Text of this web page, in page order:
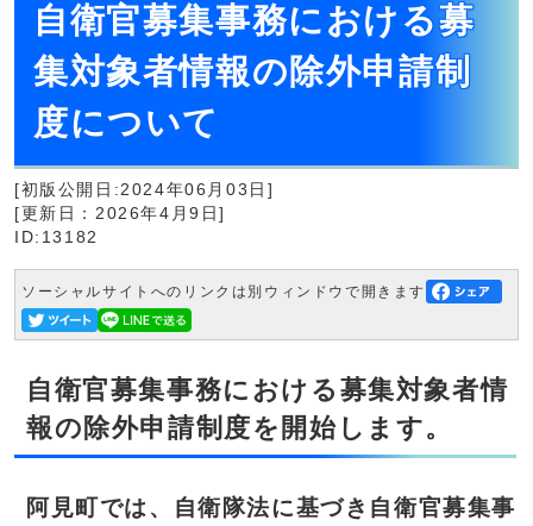
自衛官募集事務における募
集対象者情報の除外申請制
度について
[初版公開日:2024年06月03日]
[更新日：2026年4月9日]
ID:13182
ソーシャルサイトへのリンクは別ウィンドウで開きます
自衛官募集事務における募集対象者情
報の除外申請制度を開始します。
阿見町では、自衛隊法に基づき自衛官募集事